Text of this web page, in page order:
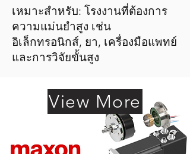
เหมาะสำหรับ: โรงงานที่ต้องการ
ความแม่นยำสูง เช่น
อิเล็กทรอนิกส์, ยา, เครื่องมือแพทย์
และการวิจัยขั้นสูง
View More